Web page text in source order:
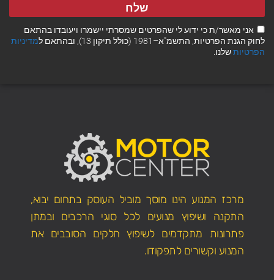
אני מאשר/ת כי ידוע לי שהפרטים שמסרתי יישמרו ויעובדו בהתאם
לחוק הגנת הפרטיות, התשמ"א–1981 (כולל תיקון 13), ובהתאם ל
מדיניות
הפרטיותשלנו.
שלח
מרכז המנוע הינו מוסך מוביל העוסק בתחום יבוא,
התקנה ושיפוץ מנועים לכל סוגי הרכבים ובמתן
פתרונות מתקדמים לשיפוץ חלקים הסובבים את
המנוע וקשורים לתפקודו.